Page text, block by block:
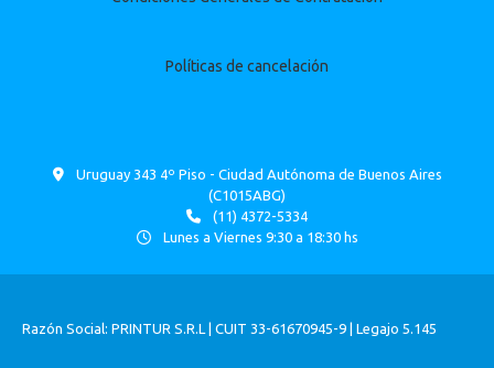
Políticas de cancelación
Uruguay 343 4º Piso - Ciudad Autónoma de Buenos Aires
(C1015ABG)
(11) 4372-5334
Lunes a Viernes 9:30 a 18:30 hs
Razón Social: PRINTUR S.R.L | CUIT 33-61670945-9 | Legajo 5.145